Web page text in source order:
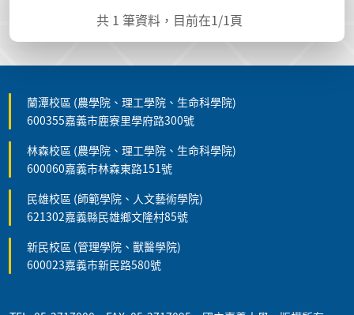
共 1 筆資料，目前在1/1頁
蘭潭校區 (農學院、理工學院、生命科學院)
600355嘉義市鹿寮里學府路300號
林森校區 (農學院、理工學院、生命科學院)
600060嘉義市林森東路151號
民雄校區 (師範學院、人文藝術學院)
621302嘉義縣民雄鄉文隆村85號
新民校區 (管理學院、獸醫學院)
600023嘉義市新民路580號